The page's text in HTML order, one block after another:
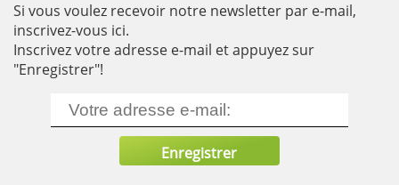
Si vous voulez recevoir notre newsletter par e-mail,
inscrivez-vous ici.
Inscrivez votre adresse e-mail et appuyez sur
"Enregistrer"!